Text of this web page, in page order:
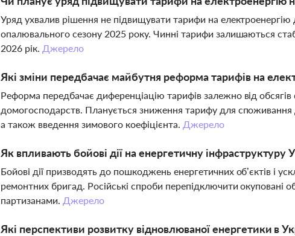
Уряд ухвалив рішення не підвищувати тарифи на
опалювального сезону 2025 року. Чинні тарифи залишаються
2026 рік. Джерело
Які зміни передбачає майбутня реформа тарифів на
Реформа передбачає диференціацію тарифів залежно від
домогосподарств. Планується зниження тарифу для
а також введення зимового коефіцієнта. Джерело
Як впливають бойові дії на енергетичну інфраструктуру
Бойові дії призводять до пошкоджень енергетичних об’єктів і
ремонтних бригад. Російські спроби перепідключити окуповані
партизанами. Джерело
Які перспективи розвитку відновлюваної енергетики в